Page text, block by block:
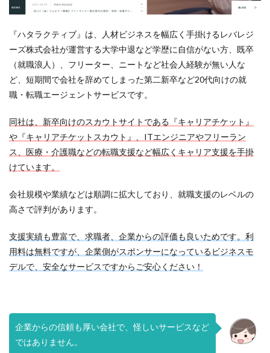
『ハタラクティブ』は、人材ビジネスを幅広く手掛けるレバレジ
ーズ株式会社が運営する大学中退など学歴に自信がない方、既卒
（就職浪人）、フリーター、ニートなど社会人経験が無い人な
ど、短期間で会社を辞めてしまった第二新卒など20代向けの就
職・転職エージェントサービスです。
同社は、新卒向けのスカウトサイトである『キャリアチケット』
や『キャリアチケットスカウト 』、ITエンジニアやフリーラン
ス、医療・介護職などの転職支援など幅広くキャリア支援を手掛
けています。
会社規模や業績などは順調に拡大しており、就職支援のレベルの
高さで評判があります。
支援実績も豊富で、求職者、企業からの評価も良いためです。利
用料は無料ですが、企業側がスポンサーになっているビジネスモ
デルで、安全なサービスですからご安心ください！
企業からの信頼も厚い会社で、怪しいサービスなど
ではありません。